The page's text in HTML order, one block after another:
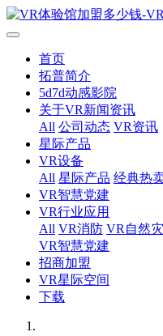
首页
拓普简介
5d7d动感影院
关于VR新闻资讯
All 公司动态 VR资讯
星际产品
VR设备
All 星际产品 经典热
VR智慧党建
VR行业应用
All VR消防 VR自然
VR智慧党建
招商加盟
VR星际空间
下载